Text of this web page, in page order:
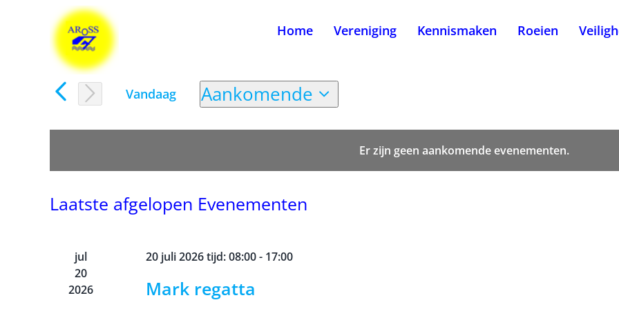
Home Vereniging Kennismaken Roeien
Er zijn geen aankomende evenementen.
Vandaag
Aankomende
Selecteer
een
Laatste afgelopen Evenementen
jul
20
2026
20 juli 2026 tijd: 08:00- 17:00
Mark regatta